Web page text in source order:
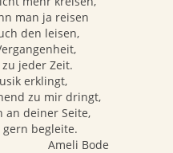
man ja reisen
den leisen,
zu jeder Zeit.
erklingt,
zu mir dringt,
an deiner Seite,
begleite.
Bode